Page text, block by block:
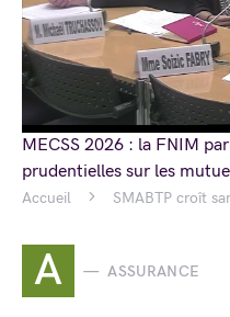
Accueil SMABTP croît
A ASSURANCE
MECSS 2026 : la FNIM
prudentielles sur les